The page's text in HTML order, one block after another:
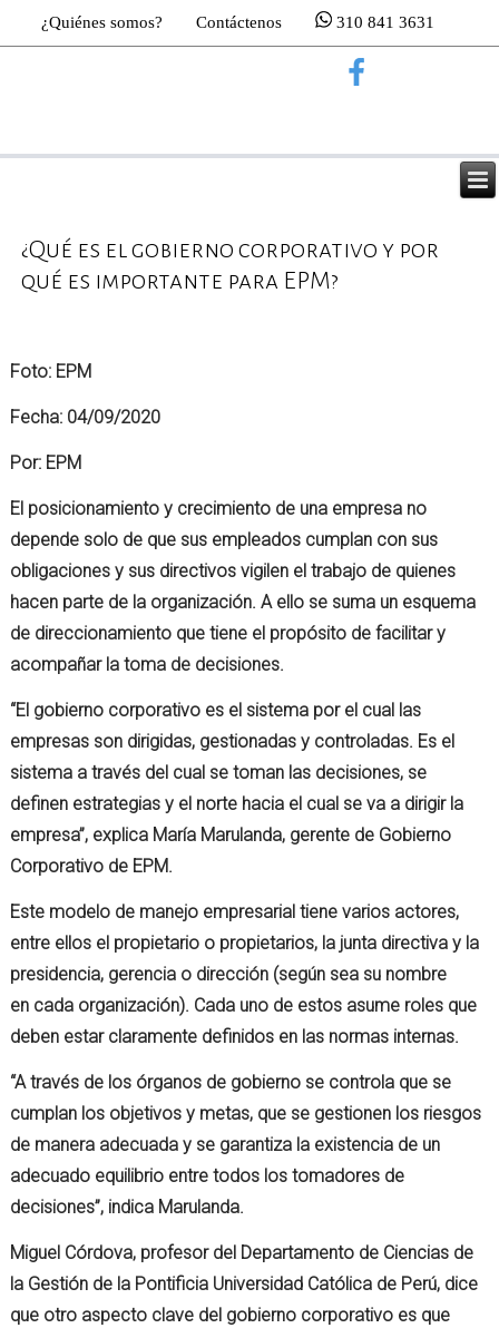
¿Quiénes somos? Contáctenos 310 841 3631
¿Qué es el gobierno corporativo y por
qué es importante para EPM?
Foto: EPM
Fecha: 04/09/2020
Por: EPM
El posicionamiento y crecimiento de una empresa no
depende solo de que sus empleados cumplan con sus
obligaciones y sus directivos vigilen el trabajo de quienes
hacen parte de la organización. A ello se suma un esquema
de direccionamiento que tiene el propósito de facilitar y
acompañar la toma de decisiones.
“El gobierno corporativo es el sistema por el cual las
empresas son dirigidas, gestionadas y controladas. Es el
sistema a través del cual se toman las decisiones, se
definen estrategias y el norte hacia el cual se va a dirigir la
empresa”, explica María Marulanda, gerente de Gobierno
Corporativo de EPM.
Este modelo de manejo empresarial tiene varios actores,
entre ellos el propietario o propietarios, la junta directiva y la
presidencia, gerencia o dirección (según sea su nombre
en cada organización). Cada uno de estos asume roles que
deben estar claramente definidos en las normas internas.
“A través de los órganos de gobierno se controla que se
cumplan los objetivos y metas, que se gestionen los riesgos
de manera adecuada y se garantiza la existencia de un
adecuado equilibrio entre todos los tomadores de
decisiones”, indica Marulanda.
Miguel Córdova, profesor del Departamento de Ciencias de
la Gestión de la Pontificia Universidad Católica de Perú, dice
que otro aspecto clave del gobierno corporativo es que